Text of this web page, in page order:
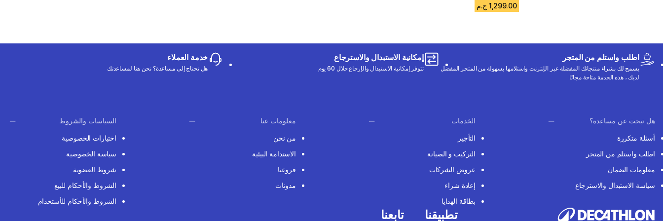
1,299.00 ج.م
اطلب واستلم من المتجر
يسمح لك بشراء منتجاتك المفضلة عبر الإنترنت واستلامها بسهولة من المتجر المفضل
لديك ، هذه الخدمة متاحة مجانًا
إمكانية الاستبدال والاسترجاع
تتوفر إمكانية الاستبدال والإرجاع خلال 60 يوم
خدمة العملاء
هل تحتاج إلى مساعدة؟ نحن هنا لمساعدتك
هل تبحث عن مساعدة؟
أسئلة متكررة
اطلب واستلم من المتجر
معلومات الضمان
سياسة الاستبدال والاسترجاع
الخدمات
التأجير
التركيب و الصيانة
عروض الشركات
إعادة شراء
بطاقة الهدايا
معلومات عنا
من نحن
الاستدامة البيئية
فروعنا
مدونات
السياسات والشروط
اختيارات الخصوصية
سياسة الخصوصية
شروط العضوية
الشروط والأحكام للبيع
الشروط والأحكام للأستخدام
تطبيقنا تابعنا